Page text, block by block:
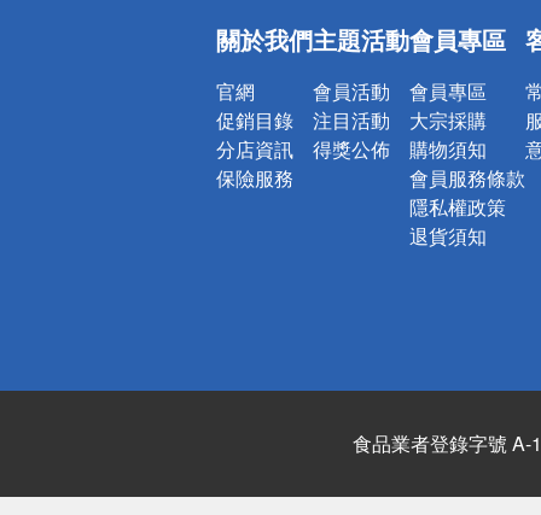
詐騙網頁！
關於我們
官網
促銷目錄
分店資訊
保險服務
主題活動
會員活動
注目活動
得獎公佈
會員專區
會員專區
大宗採購
購物須知
會員服務條款
隱私權政策
退貨須知
食品業者登錄字號 A-